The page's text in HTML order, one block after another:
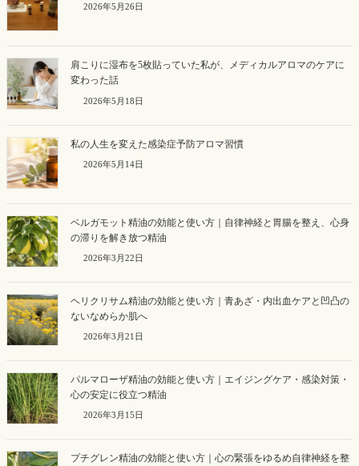
2026年5月26日
肩こりに湿布を5枚貼っていた私が、メディカルアロマのケアに
変わった話
2026年5月18日
私の人生を変えた感染症予防アロマ習慣
2026年5月14日
ベルガモット精油の効能と使い方｜自律神経と胃腸を整え、心身
の滞りを解き放つ精油
2026年3月22日
ヘリクリサム精油の効能と使い方｜青あざ・内出血ケアと凹凸の
ないなめらか肌へ
2026年3月21日
パルマローザ精油の効能と使い方｜エイジングケア・感染対策・
心の安定に役立つ精油
2026年3月15日
プチグレン精油の効能と使い方｜心の緊張をゆるめ自律神経を整